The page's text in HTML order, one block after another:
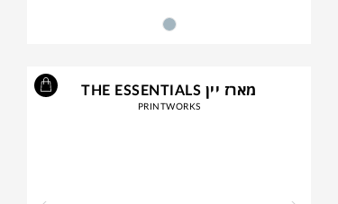
מארז יין THE ESSENTIALS
PRINTWORKS